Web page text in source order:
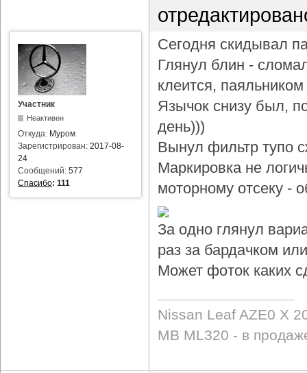
Участник
Неактивен
Откуда: Муром
Зарегистрирован: 2017-08-
24
Сообщений: 577
Спасибо: 111
Сегодня скидывал
Глянул блин -
клеится,
Язычок снизу был,
день)))
Вынул фильтр тупо
Маркировка не
моторному отсеку -
За одно глянул
раз за бардачком
Может фоток каких
Nissan Leaf AZE0 X
MB ML320 - в